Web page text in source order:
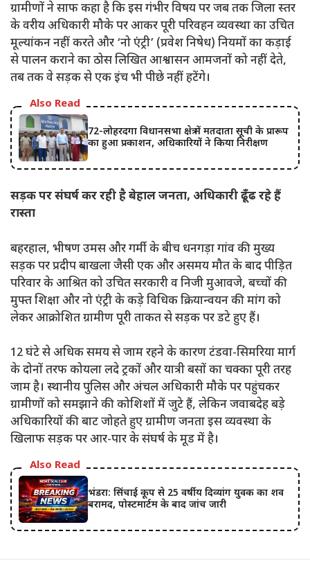
ग्रामीणों ने साफ कहा है कि इस गंभीर विषय पर जब तक जिला स्तर
के वरीय अधिकारी मौके पर आकर पूरी परिवहन व्यवस्था का उचित
मूल्यांकन नहीं करते और ‘नो एंट्री’ (प्रवेश निषेध) नियमों का कड़ाई
से पालन कराने का ठोस लिखित आश्वासन आमजनों को नहीं देते,
तब तक वे सड़क से एक इंच भी पीछे नहीं हटेंगे।
Also Read
72-लोहरदगा विधानसभा क्षेत्र में मतदाता सूची के प्रारूप
का हुआ प्रकाशन, अधिकारियों ने किया निरीक्षण
सड़क पर संघर्ष कर रही है बेहाल जनता, अधिकारी ढूँढ रहे हैं
रास्ता
बहरहाल, भीषण उमस और गर्मी के बीच धनगड़ा गांव की मुख्य
सड़क पर प्रदीप बाखला जैसी एक और असमय मौत के बाद पीड़ित
परिवार के आश्रित को उचित सरकारी व निजी मुआवजे, बच्चों की
मुफ्त शिक्षा और नो एंट्री के कड़े विधिक क्रियान्वयन की मांग को
लेकर आक्रोशित ग्रामीण पूरी ताकत से सड़क पर डटे हुए हैं।
12 घंटे से अधिक समय से जाम रहने के कारण टंडवा-सिमरिया मार्ग
के दोनों तरफ कोयला लदे ट्रकों और यात्री बसों का चक्का पूरी तरह
जाम है। स्थानीय पुलिस और अंचल अधिकारी मौके पर पहुंचकर
ग्रामीणों को समझाने की कोशिशों में जुटे हैं, लेकिन जवाबदेह बड़े
अधिकारियों की बाट जोहते हुए ग्रामीण जनता इस व्यवस्था के
खिलाफ सड़क पर आर-पार के संघर्ष के मूड में है।
Also Read
भंडरा: सिंचाई कूप से 25 वर्षीय दिव्यांग युवक का शव
बरामद, पोस्टमार्टम के बाद जांच जारी